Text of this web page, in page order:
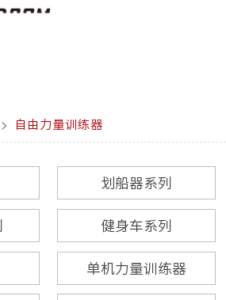
> 自由力量训练器
划船器系列
健身车系列
单机力量训练器